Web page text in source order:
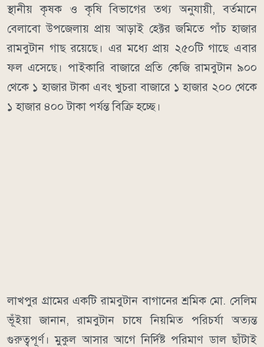
স্থানীয় কৃষক ও কৃষি বিভাগের তথ্য অনুযায়ী, বর্তমানে
বেলাবো উপজেলায় প্রায় আড়াই হেক্টর জমিতে পাঁচ হাজার
রামবুটান গাছ রয়েছে। এর মধ্যে প্রায় ২৫০টি গাছে এবার
ফল এসেছে। পাইকারি বাজারে প্রতি কেজি রামবুটান ৯০০
থেকে ১ হাজার টাকা এবং খুচরা বাজারে ১ হাজার ২০০ থেকে
১ হাজার ৪০০ টাকা পর্যন্ত বিক্রি হচ্ছে।
লাখপুর গ্রামের একটি রামবুটান বাগানের শ্রমিক মো. সেলিম
ভূঁইয়া জানান, রামবুটান চাষে নিয়মিত পরিচর্যা অত্যন্ত
গুরুত্বপূর্ণ। মুকুল আসার আগে নির্দিষ্ট পরিমাণ ডাল ছাঁটাই